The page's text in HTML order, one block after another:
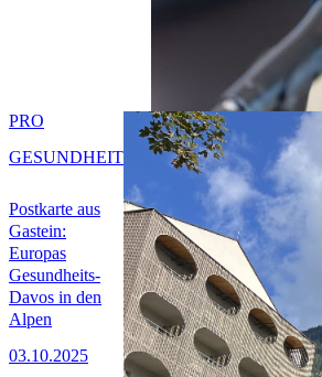
Postkarte aus
Gastein:
Europas
Gesundheits-
Davos in den
Alpen
03.10.2025
PRO
GESUNDHEIT